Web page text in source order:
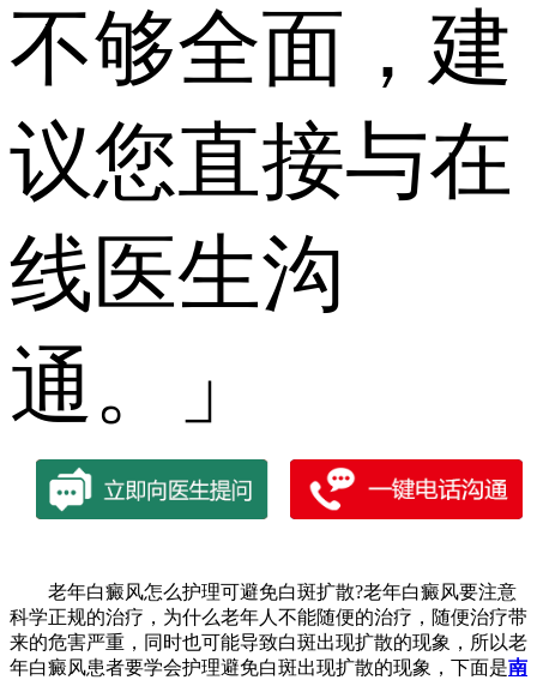
不够全面，建
议您直接与在
线医生沟
通。」
老年白癜风怎么护理可避免白斑扩散?老年白癜风要注意
科学正规的治疗，为什么老年人不能随便的治疗，随便治疗带
来的危害严重，同时也可能导致白斑出现扩散的现象，所以老
年白癜风患者要学会护理避免白斑出现扩散的现象，下面是南